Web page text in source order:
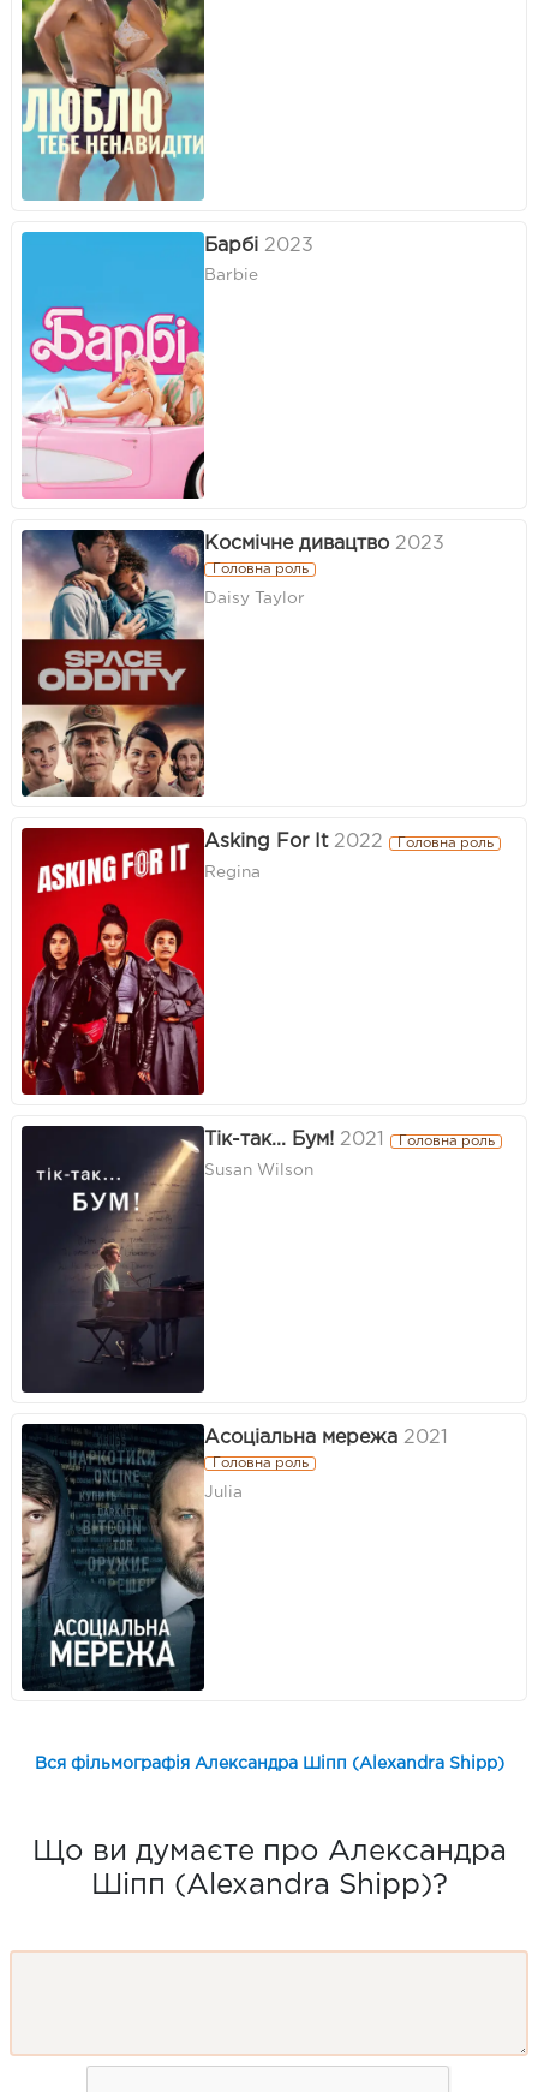
Барбі 2023
Barbie
Космічне дивацтво 2023
Головна роль
Daisy Taylor
Asking For It 2022 Головна роль
Regina
Тік-так... Бум! 2021 Головна роль
Susan Wilson
Асоціальна мережа 2021
Головна роль
Julia
Вся фільмографія Александра Шіпп (Alexandra Shipp)
Що ви думаєте про Александра
Шіпп (Alexandra Shipp)?